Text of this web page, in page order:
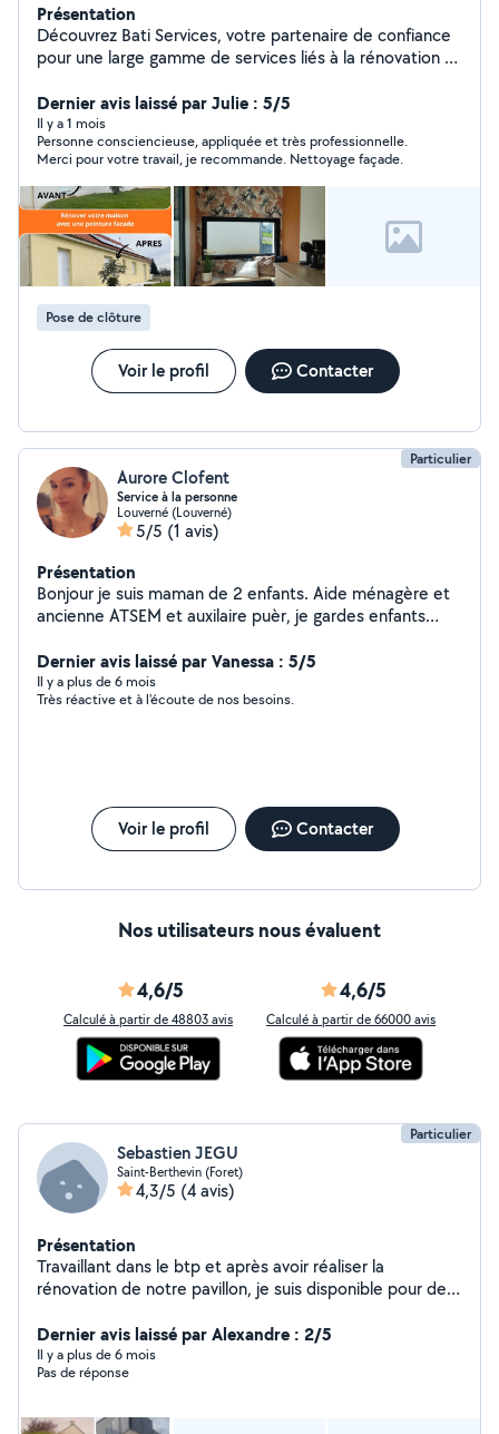
Présentation
Découvrez Bati Services, votre partenaire de confiance
pour une large gamme de services liés à la rénovation et
nettoyage façade maison, nettoyage toiture peinture
hydro extérieur, peinture intérieur déco bricolage. -
Intervention pour réparation gouttière et toiture
changement d'ardoise ou tuile ainsi que des petits
travaux de charpente. - Nettoyage gouttière, panneau
solaire, vélux, fenêtre, baie vitré, terrasse, bâtiment
J'offre d'autres services dans ma description avec les
compétences requises. Comptez sur moi pour des
interventions efficaces, faites appel à Bati Services pour
des travaux fiables et soignés.
Dernier avis laissé par Julie : 5/5
Il y a 1 mois
Personne consciencieuse, appliquée et très professionnelle.
Merci pour votre travail, je recommande. Nettoyage façade.
Pose de clôture
Voir le profil Contacter
Particulier
Aurore Clofent
Service à la personne
Louverné (Louverné)
5/5 (1 avis)
Présentation
Bonjour je suis maman de 2 enfants. Aide ménagère et
ancienne ATSEM et auxilaire puèr, je gardes enfants
Dernier avis laissé par Vanessa : 5/5
Il y a plus de 6 mois
Très réactive et à l'écoute de nos besoins.
Voir le profil Contacter
Nos utilisateurs nous évaluent
4,6/5
Calculé à partir de 48803 avis
4,6/5
Calculé à partir de 66000 avis
Particulier
Sebastien JEGU
Saint-Berthevin (Foret)
4,3/5 (4 avis)
Présentation
Travaillant dans le btp et après avoir réaliser la
rénovation de notre pavillon, je suis disponible pour des
Dernier avis laissé par Alexandre : 2/5
Il y a plus de 6 mois
Pas de réponse